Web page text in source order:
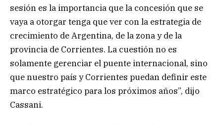
sesión es la importancia que la concesión que se
vaya a otorgar tenga que ver con la estrategia de
crecimiento de Argentina, de la zona y de la
provincia de Corrientes. La cuestión no es
solamente gerenciar el puente internacional, sino
que nuestro país y Corrientes puedan definir este
marco estratégico para los próximos años”, dijo
Cassani.